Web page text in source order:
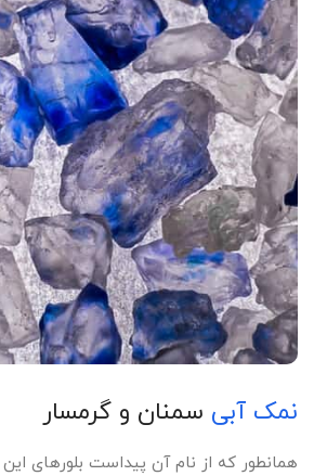
نمک آبی سمنان و گرمسار
همانطور که از نام آن پیداست بلورهای